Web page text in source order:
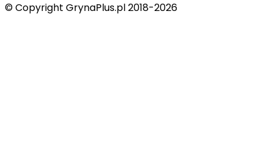
© Copyright GrynaPlus.pl 2018-2026